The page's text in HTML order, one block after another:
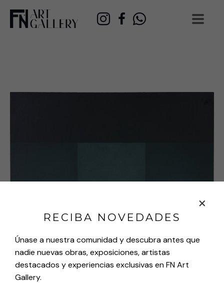
RECIBA NOVEDADES
Únase a nuestra comunidad y descubra antes que
nadie nuevas obras, exposiciones, artistas
destacados y experiencias exclusivas en FN Art
Gallery.